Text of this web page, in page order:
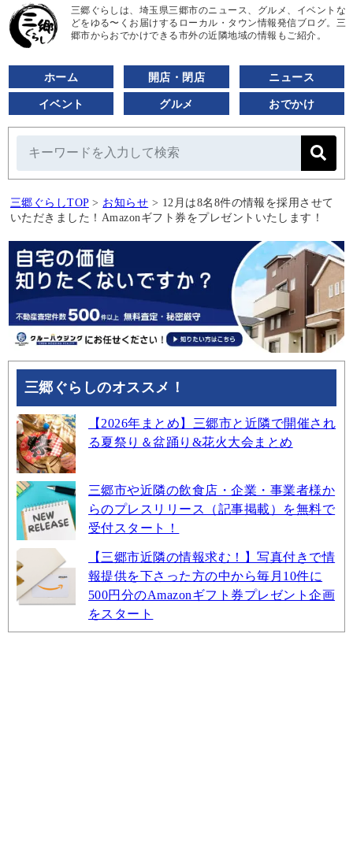
三郷ぐらしは、埼玉県三郷市のニュース、グルメ、イベントな
どをゆる〜くお届けするローカル・タウン情報発信ブログ。三
郷市からおでかけできる市外の近隣地域の情報もご紹介。
ホーム 開店・閉店 ニュース
イベント グルメ おでかけ
三郷ぐらしTOP > お知らせ > 12月は8名8件の情報を採用させて
いただきました！Amazonギフト券をプレゼントいたします！
三郷ぐらしのオススメ！
【2026年まとめ】三郷市と近隣で開催され
る夏祭り＆盆踊り&花火大会まとめ
三郷市や近隣の飲食店・企業・事業者様か
らのプレスリリース（記事掲載）を無料で
受付スタート！
【三郷市近隣の情報求む！】写真付きで情
報提供を下さった方の中から毎月10件に
500円分のAmazonギフト券プレゼント企画
をスタート